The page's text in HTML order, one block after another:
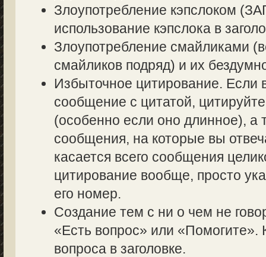
Злоупотребление кэпслоком
использование кэпслока в
Злоупотребление смайликами
смайликов подряд) и их
Избыточное цитирование. Если
сообщение с цитатой,
(особенно если оно длинное), а
сообщения, на которые вы
касается всего сообщения
цитирование вообще, просто
его номер.
Создание тем с ни о чем не
«Есть вопрос» или «Помогите».
вопроса в заголовке.